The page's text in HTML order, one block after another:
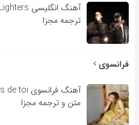
ترجمه مجزا
فرانسوی
متن و ترجمه مجزا